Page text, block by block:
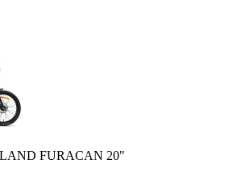
FURACAN 20"